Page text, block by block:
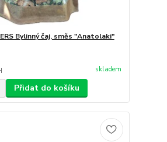
Bylinný čaj, směs "Anatolaki"
skladem
Přidat do košíku